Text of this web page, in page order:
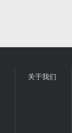
关于我们